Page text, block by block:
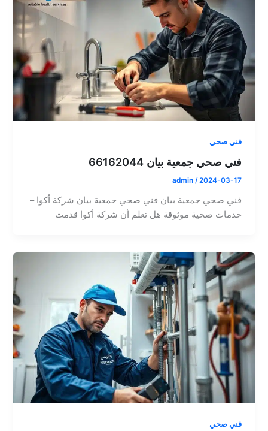
فني صحي
فني صحي جمعية بيان 66162044
admin /2024-03-17
فني صحي جمعية بيان فني صحي جمعية بيان شركة أكوا –
خدمات صحية موثوقة هل تعلم أن شركة أكوا قدمت
فني صحي